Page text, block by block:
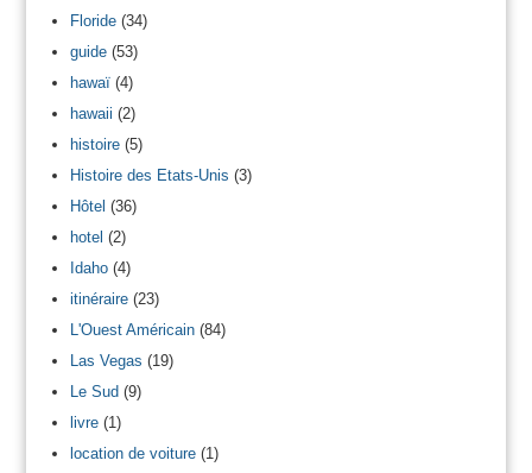
Floride(34)
guide(53)
hawaï(4)
hawaii (2)
histoire(5)
Histoire des Etats-Unis (3)
Hôtel (36)
hotel (2)
Idaho(4)
itinéraire(23)
L'Ouest Américain(84)
Las Vegas (19)
Le Sud(9)
livre(1)
location de voiture(1)